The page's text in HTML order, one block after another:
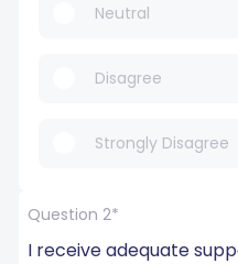
Neutral
Disagree
Strongly Disagree
Question 2*
I receive adequate